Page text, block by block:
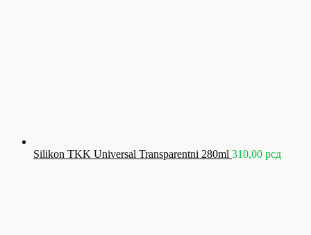
Silikon TKK Universal Transparentni 280ml 310,00 рсд